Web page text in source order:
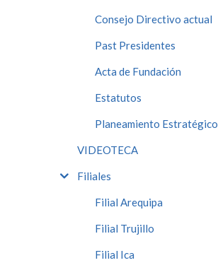
Consejo Directivo actual
Past Presidentes
Acta de Fundación
Estatutos
Planeamiento Estratégico
VIDEOTECA
Filiales
Filial Arequipa
Filial Trujillo
Filial Ica